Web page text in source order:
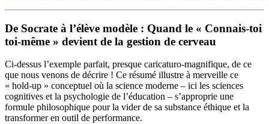
De Socrate à l’élève modèle : Quand le « Connais-toi
toi-même » devient de la gestion de cerveau
Ci-dessus l’exemple parfait, presque caricaturo-magnifique, de ce
que nous venons de décrire ! Ce résumé illustre à merveille ce
« hold-up » conceptuel où la science moderne – ici les sciences
cognitives et la psychologie de l’éducation – s’approprie une
formule philosophique pour la vider de sa substance éthique et la
transformer en outil de performance.